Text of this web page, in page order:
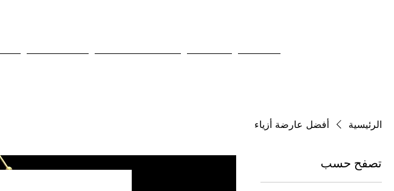
الرئيسية أفضل عارضة أزياء
تصفح حسب